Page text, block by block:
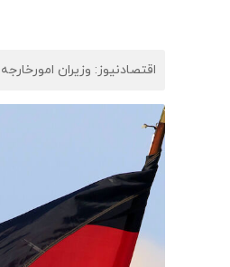
اقتصادنیوز: وزیران